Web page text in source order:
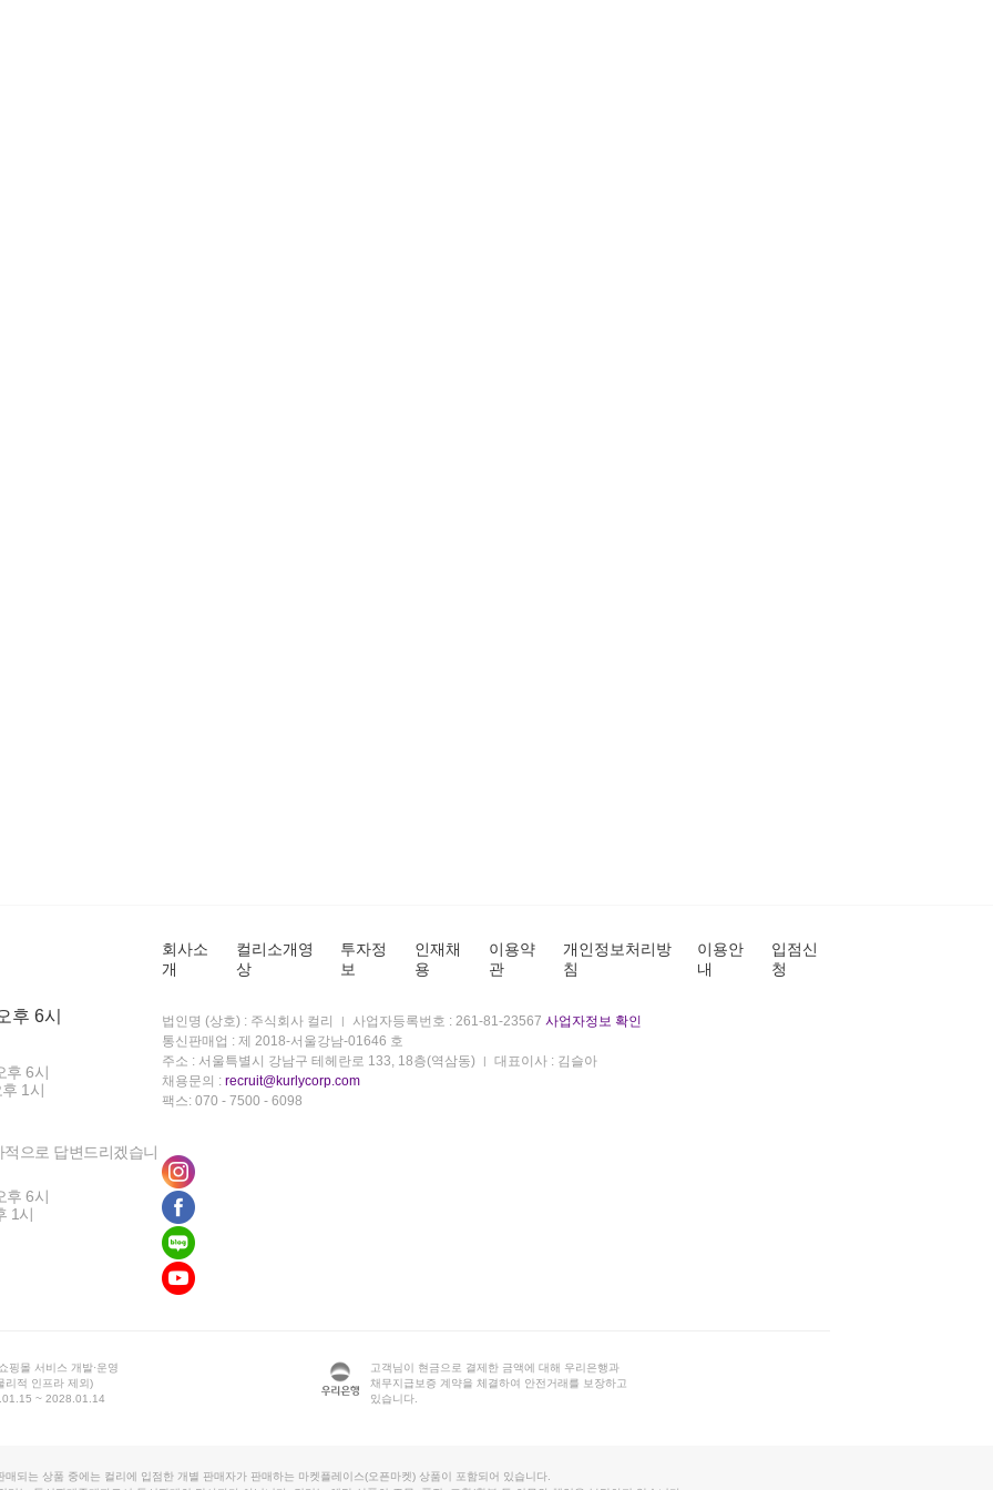
후 6시
후 6시
1시
으로 답변드리겠습니
후 6시
1시
회사소
개
컬리소개영
상
투자정
보
인재채
용
이용약
관
개인정보처리방
침
이용안
내
입점신
청
법인명 (상호) : 주식회사 컬리 사업자등록번호 : 261-81-23567 사업자정보 확인
통신판매업 : 제 2018-서울강남-01646 호
주소 : 서울특별시 강남구 테헤란로 133, 18층(역삼동)
대표이사 : 김슬아
채용문의 : recruit@kurlycorp.com
팩스: 070 - 7500 - 6098
핑몰 서비스 개발·운영
리적 인프라 제외)
~ 2028.01.14
고객님이 현금으로 결제한 금액에 대해 우리은행과
채무지급보증 계약을 체결하여 안전거래를 보장하고
있습니다.
매되는 상품 중에는 컬리에 입점한 개별 판매자가 판매하는 마켓플레이스(오픈마켓) 상품이 포함되어 있습니다.